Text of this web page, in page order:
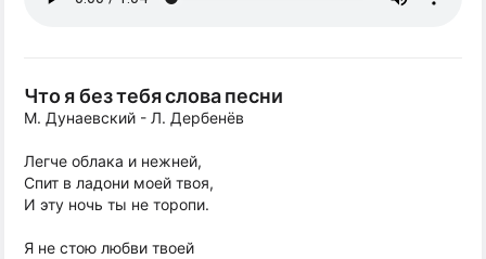
Что я без тебя слова песни
М. Дунаевский - Л. Дербенёв
Легче облака и нежней,
Спит в ладони моей твоя,
И эту ночь ты не торопи.
Я не стою любви твоей